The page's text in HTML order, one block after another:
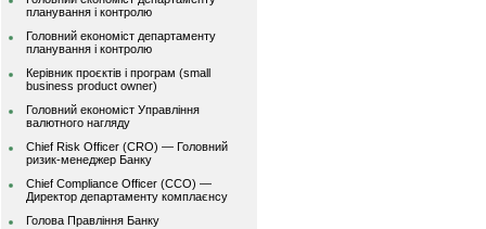
планування і контролю
Головний економіст департаменту
планування і контролю
Керівник проєктів і програм (small
business product owner)
Головний економіст Управління
валютного нагляду
Chief Risk Officer (CRO) — Головний
ризик-менеджер Банку
Chief Compliance Officer (CCO) —
Директор департаменту комплаєнсу
Голова Правління Банку